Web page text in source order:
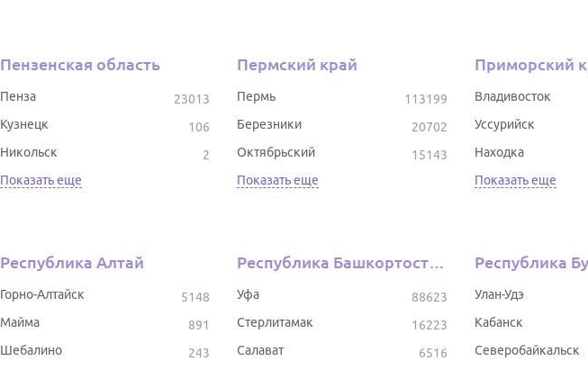
Пензенская область
23013
Пенза
106
Кузнецк
2
Никольск
Показать еще
Пермский край
113199
Пермь
20702
Березники
15143
Октябрьский
Показать еще
Приморский
Владивосток
Уссурийск
Находка
Показать еще
Республика Алтай
5148
Горно-Алтайск
891
Майма
243
Шебалино
Республика Башкортостан
88623
Уфа
16223
Стерлитамак
6516
Салават
Республика
Улан-Удэ
Кабанск
Северобайкальск